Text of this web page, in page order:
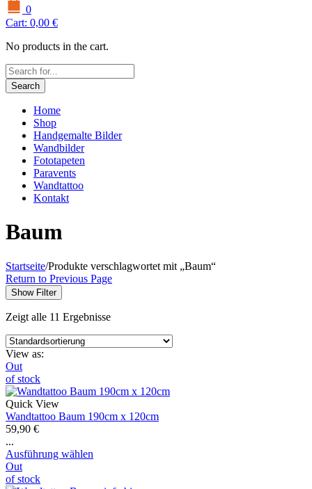
0
Cart: 0,00 €
No products in the cart.
Search
Home
Shop
Handgemalte Bilder
Wandbilder
Fototapeten
Paravents
Wandtattoo
Kontakt
Baum
Startseite/Produkte verschlagwortet mit „Baum“
Return to Previous Page
Show Filter
Zeigt alle 11 Ergebnisse
View as:
Out
of stock
Quick View
Wandtattoo Baum 190cm x 120cm
59,90 €
...
Ausführung wählen
Out
of stock